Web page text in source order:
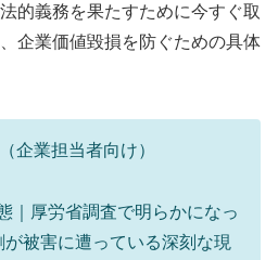
的義務を果たすために今すぐ取
企業価値毀損を防ぐための具体
企業担当者向け）
｜厚労省調査で明らかになっ
被害に遭っている深刻な現